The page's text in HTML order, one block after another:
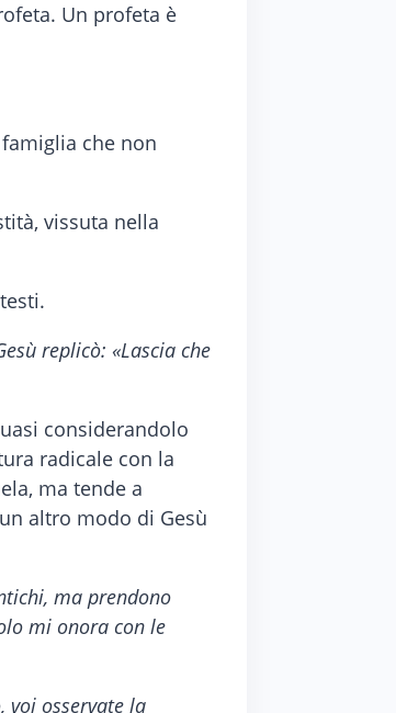
Un profeta è
che non
vissuta nella
replicò: «Lascia che
considerandolo
radicale con la
ma tende a
altro modo di Gesù
ma prendono
mi onora con le
voi osservate la